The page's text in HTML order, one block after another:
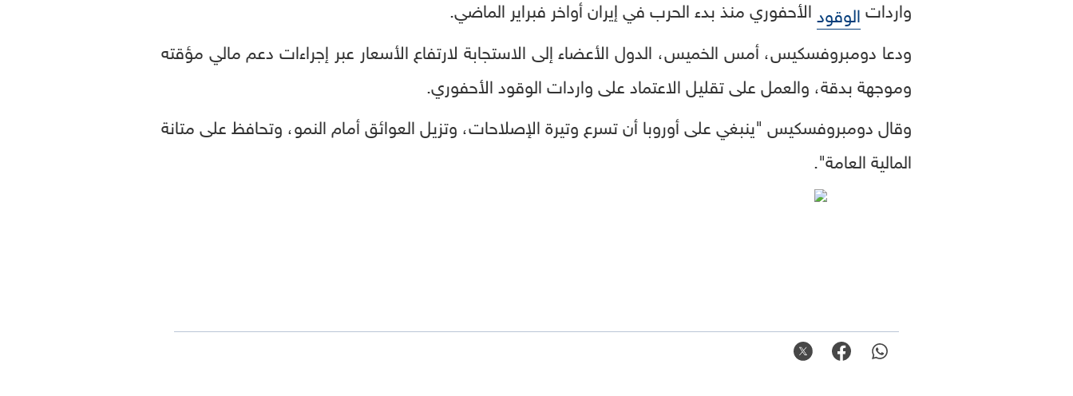
وارداتالوقودالأحفوري منذ بدء الحرب في إيران أواخر فبراير الماضي.
ودعا دومبروفسكيس، أمس الخميس، الدول الأعضاء إلى الاستجابة لارتفاع الأسعار عبر إجراءات دعم مالي مؤقته
وموجهة بدقة، والعمل على تقليل الاعتماد على واردات الوقود الأحفوري.
وقال دومبروفسكيس "ينبغي على أوروبا أن تسرع وتيرة الإصلاحات، وتزيل العوائق أمام النمو، وتحافظ على متانة
المالية العامة".